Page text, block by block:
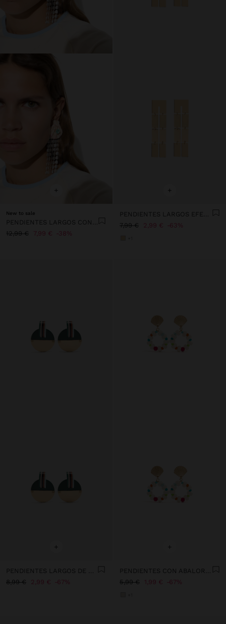
+
New to sale
PENDIENTES LARGOS CON CONCHA
12,99 €
7,99 € 38%
+
PENDIENTES LARGOS EFECTO DOBLE
7,99 €
2,99 € 63%
+
8,99 €
2,99 € 67%
+
5,99 €
1,99 € 67%